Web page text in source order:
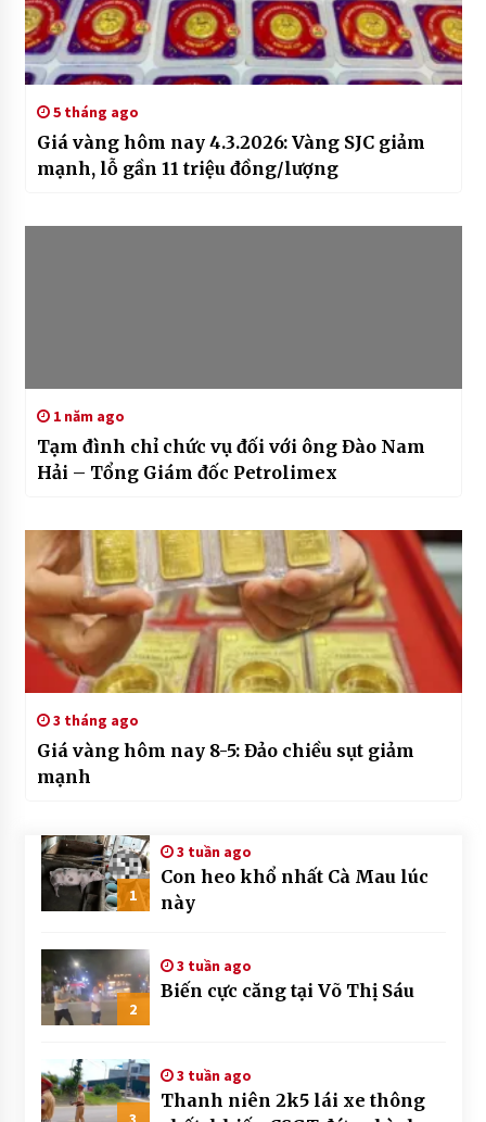
5 tháng ago
Giá vàng hôm nay 4.3.2026: Vàng SJC giảm
mạnh, lỗ gần 11 triệu đồng/lượng
1 năm ago
Tạm đình chỉ chức vụ đối với ông Đào Nam
Hải – Tổng Giám đốc Petrolimex
3 tháng ago
Giá vàng hôm nay 8-5: Đảo chiều sụt giảm
mạnh
1
3 tuần ago
Con heo khổ nhất Cà Mau lúc
này
2
3 tuần ago
Biến cực căng tại Võ Thị Sáu
3 tuần ago
Thanh niên 2k5 lái xe thông